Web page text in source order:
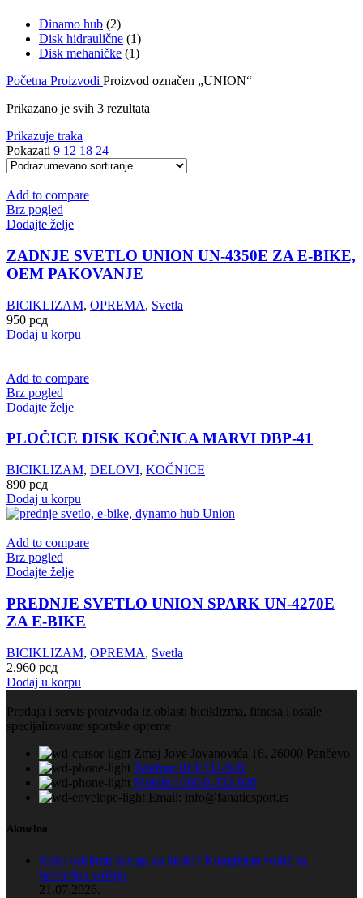
Dinamo hub (2)
Disk hidraulične (1)
Disk mehaničke (1)
Početna Proizvodi Proizvod označen „UNION“
Prikazano je svih 3 rezultata
Prikazuje traka
Pokazati 9 12 18 24
Add to compare
Brz pogled
Dodajte želje
ZADNJE SVETLO UNION UN-4350E ZA E-BIKE,
OEM PAKOVANJE
BICIKLIZAM, OPREMA, Svetla
950 рсд
Dodaj u korpu
Add to compare
Brz pogled
Dodajte želje
PLOČICE DISK KOČNICA MARVI DBP-41
BICIKLIZAM, DELOVI, KOČNICE
890 рсд
Dodaj u korpu
Add to compare
Brz pogled
Dodajte želje
PREDNJE SVETLO UNION SPARK UN-4270E
ZA E-BIKE
BICIKLIZAM, OPREMA, Svetla
2.960 рсд
Dodaj u korpu
Prodaja i servis proizvoda iz oblasti biciklizma, fitnesa i ostale
specijalizovane sportske opreme
Zmaj Jove Jovanovića 16, 26000 Pančevo
Telefon: 013/332-920
Mobilni: 060/0-332-920
Email: info@fanaticsport.rs
Aktuelno
Kako odabrati kacigu za bicikl? Kompletan vodič za
bezbednu vožnju
21.07.2026.